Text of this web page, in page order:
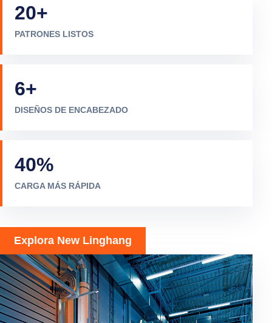
20+
PATRONES LISTOS
6+
DISEÑOS DE ENCABEZADO
40%
CARGA MÁS RÁPIDA
Explora New Linghang